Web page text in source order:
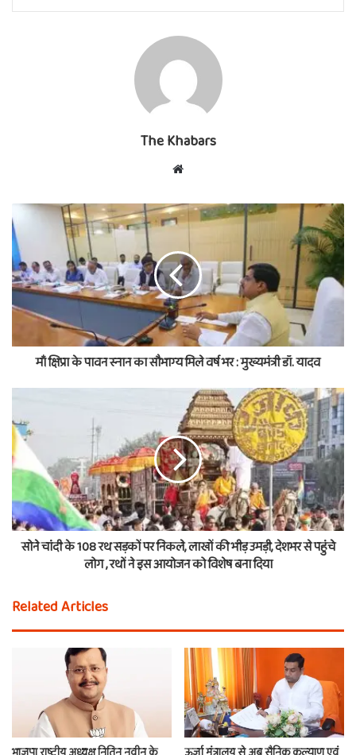
The Khabars
Website
माँ क्षिप्रा के पावन स्नान का सौभाग्य मिले वर्ष भर : मुख्यमंत्री डॉ. यादव
सोने चांदी के 108 रथ सड़कों पर निकले, लाखों की भीड़ उमड़ी, देशभर से पहुंचे
लोग , रथों ने इस आयोजन को विशेष बना दिया
Related Articles